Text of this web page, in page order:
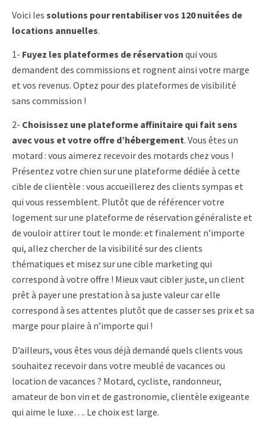
Voici les solutions pour rentabiliser vos 120 nuitées de
locations annuelles.
1- Fuyez les plateformes de réservation qui vous
demandent des commissions et rognent ainsi votre marge
et vos revenus. Optez pour des plateformes de visibilité
sans commission !
2- Choisissez une plateforme affinitaire qui fait sens
avec vous et votre offre d’hébergement. Vous êtes un
motard : vous aimerez recevoir des motards chez vous !
Présentez votre chien sur une plateforme dédiée à cette
cible de clientèle : vous accueillerez des clients sympas et
qui vous ressemblent. Plutôt que de référencer votre
logement sur une plateforme de réservation généraliste et
de vouloir attirer tout le monde: et finalement n’importe
qui, allez chercher de la visibilité sur des clients
thématiques et misez sur une cible marketing qui
correspond à votre offre ! Mieux vaut cibler juste, un client
prêt à payer une prestation à sa juste valeur car elle
correspond à ses attentes plutôt que de casser ses prix et sa
marge pour plaire à n’importe qui !
D’ailleurs, vous êtes vous déjà demandé quels clients vous
souhaitez recevoir dans votre meublé de vacances ou
location de vacances ? Motard, cycliste, randonneur,
amateur de bon vin et de gastronomie, clientèle exigeante
qui aime le luxe…. Le choix est large.